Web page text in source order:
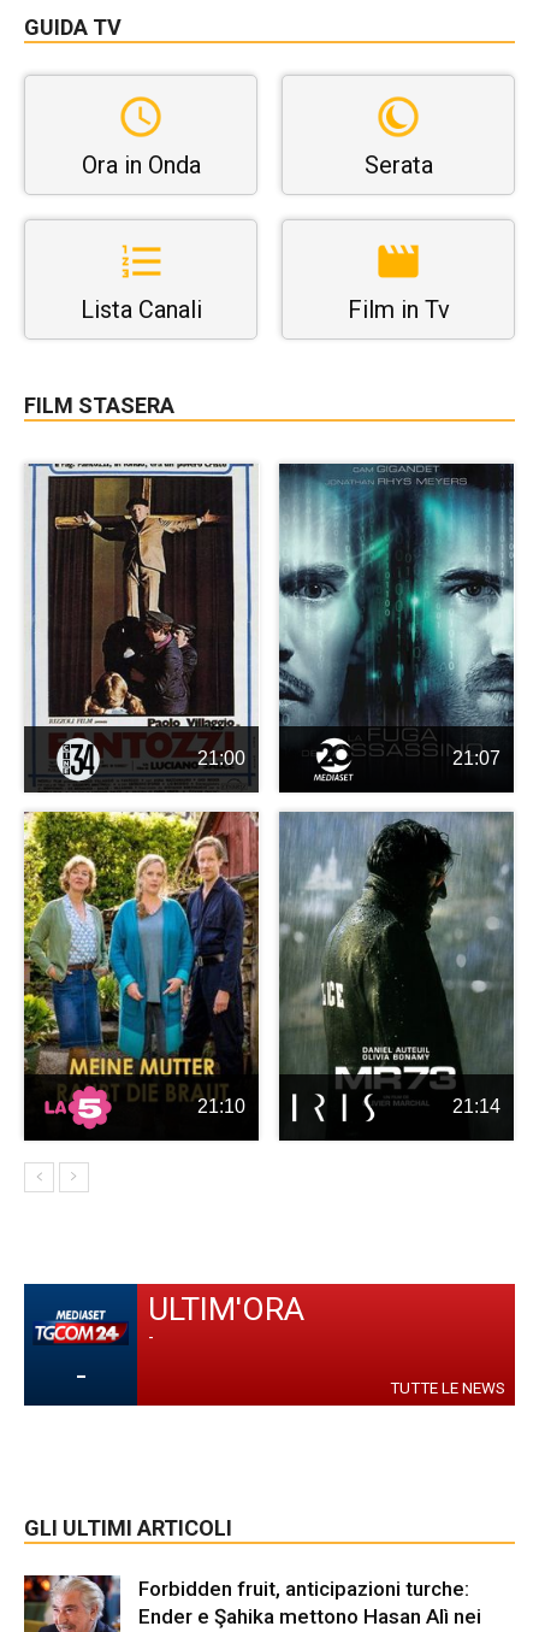
GUIDA TV
Ora in Onda Serata
Lista Canali Film in Tv
FILM STASERA
21:00 21:07
21:10 21:14
-
ULTIM'ORA
-
TUTTE LE NEWS
GLI ULTIMI ARTICOLI
Forbidden fruit, anticipazioni turche:
Ender e Şahika mettono Hasan Alì nei